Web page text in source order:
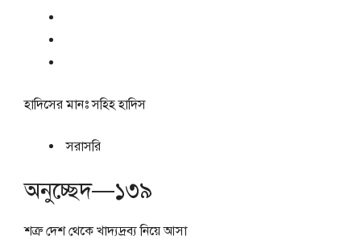
হাদিসের মানঃসহিহ হাদিস
সরাসরি
অনুচ্ছেদ—১৩৯
শত্রু দেশ থেকে খাদ্যদ্রব্য নিয়ে আসা